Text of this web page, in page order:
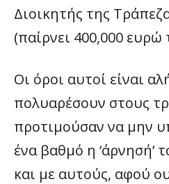
Διοικητής της
(παίρνει 400,000 ευρώ
Οι όροι αυτοί είναι
πολυαρέσουν στους
προτιμούσαν να μην
ένα βαθμό η ‘άρνησή’
και με αυτούς, αφού